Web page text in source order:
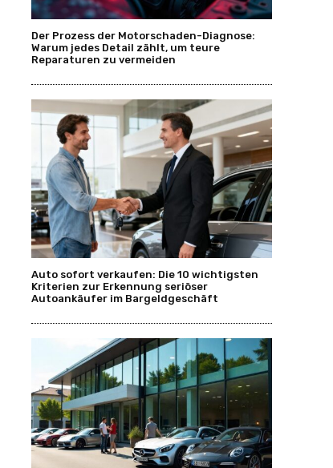
Der Prozess der Motorschaden-Diagnose:
Warum jedes Detail zählt, um teure
Reparaturen zu vermeiden
Auto sofort verkaufen: Die 10 wichtigsten
Kriterien zur Erkennung seriöser
Autoankäufer im Bargeldgeschäft